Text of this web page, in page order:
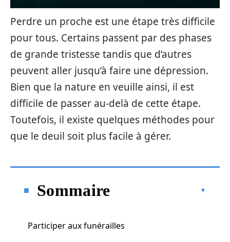
Perdre un proche est une étape très difficile
pour tous. Certains passent par des phases
de grande tristesse tandis que d’autres
peuvent aller jusqu’à faire une dépression.
Bien que la nature en veuille ainsi, il est
difficile de passer au-delà de cette étape.
Toutefois, il existe quelques méthodes pour
que le deuil soit plus facile à gérer.
Sommaire
Participer aux funérailles